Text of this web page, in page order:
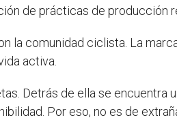
de prácticas de producción
la comunidad ciclista. La
activa.
Detrás de ella se
Por eso, no es de